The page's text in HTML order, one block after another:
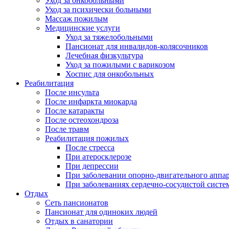
Уход за психически больными
Массаж пожилым
Медицинские услуги
Уход за тяжелобольными
Пансионат для инвалидов-колясочников
Лечебная физкультура
Уход за пожилыми с варикозом
Хоспис для онкобольных
Реабилитация
После инсульта
После инфаркта миокарда
После катаракты
После остеохондроза
После травм
Реабилитация пожилых
После стресса
При атеросклерозе
При депрессии
При заболевании опорно-двигательного
При заболеваниях сердечно-сосудистой
Отдых
Сеть пансионатов
Пансионат для одиноких людей
Отдых в санатории